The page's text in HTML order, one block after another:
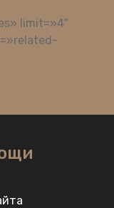
limit=»4″